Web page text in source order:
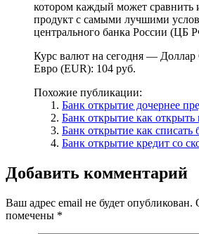
котором каждый может сравнить
продукт с самыми лучшими
центрального банка России (ЦБ
Курс валют на сегодня —
Евро (EUR): 104 руб.
Похожие публикации:
Банк открытие дочернее
Банк открытие как открыть
Банк открытие как списать
Банк открытие кредит со
Добавить комментарий
Ваш адрес email не будет опубликован.
помечены *